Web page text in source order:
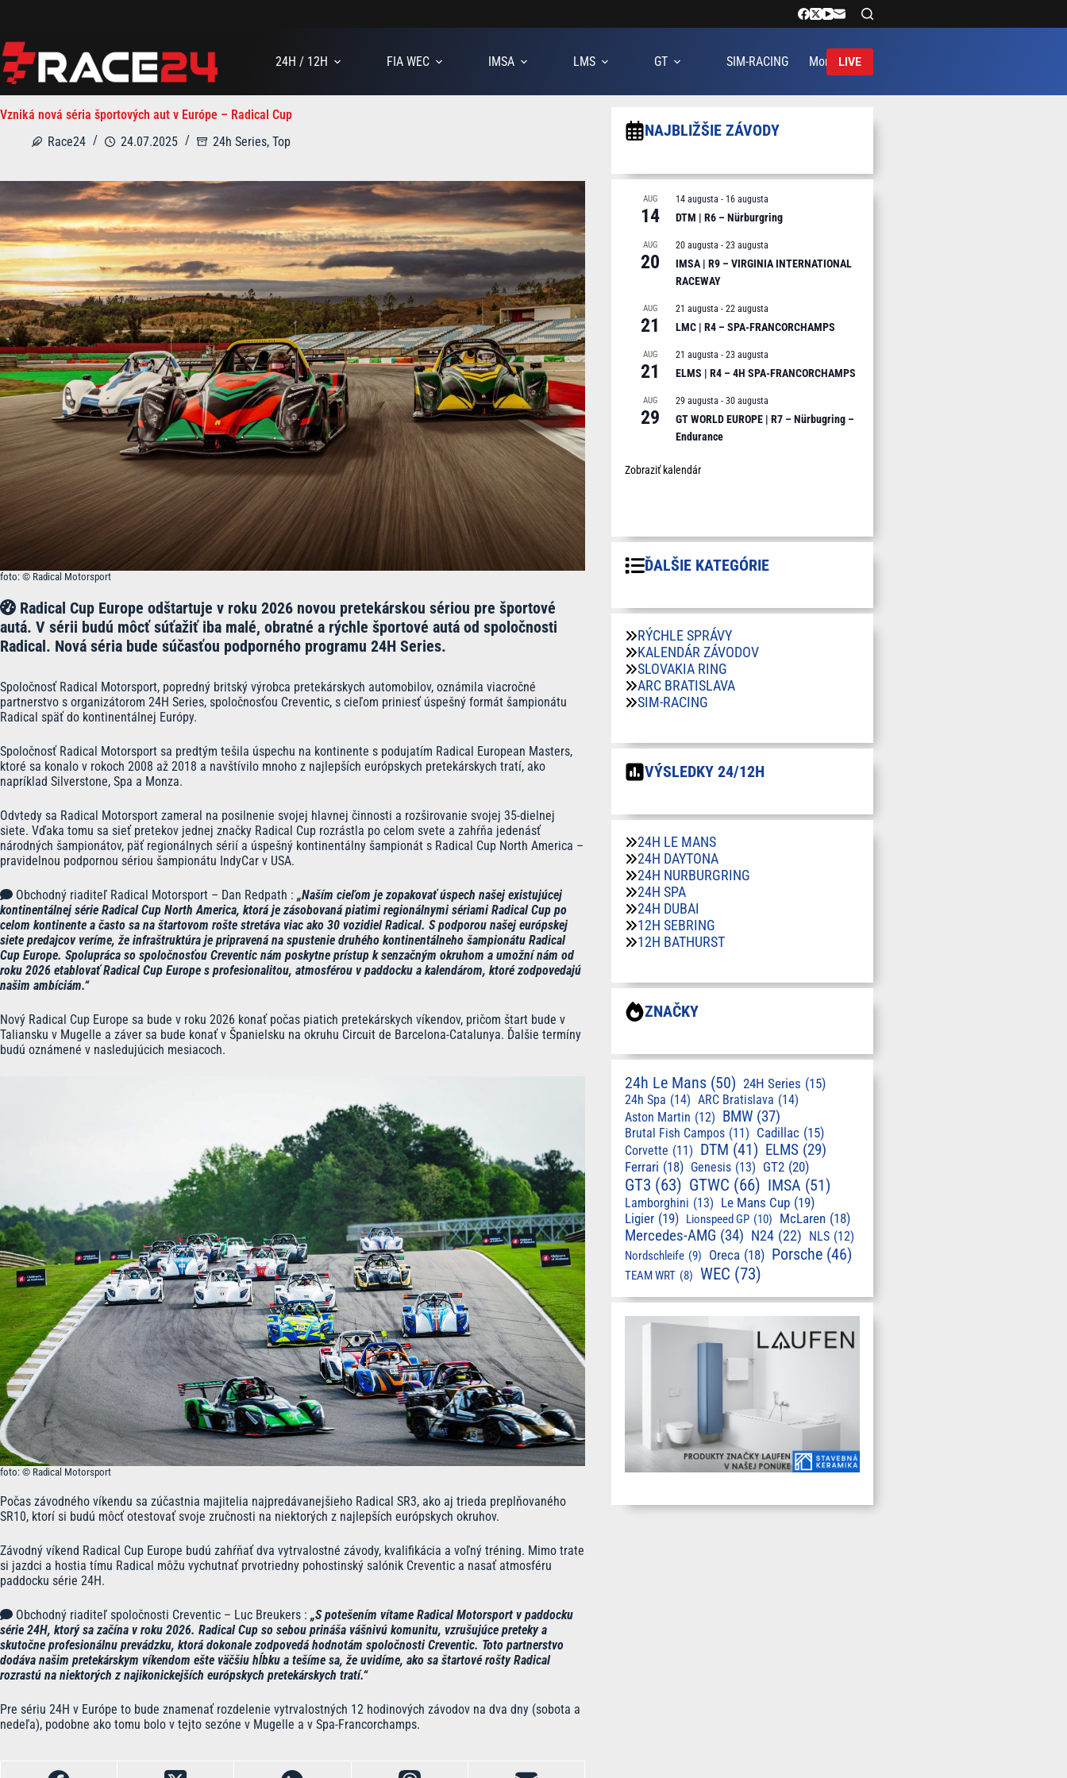
24H / 12H
FIA WEC IMSA LMS GT SIM-RACING More LIVE
Vzniká nová séria športových aut v Európe – Radical Cup
Race24
24.07.2025 24h Series, Top
foto: © Radical Motorsport
Radical Cup Europe odštartuje v roku 2026 novou pretekárskou sériou pre športové
autá. V sérii budú môcť súťažiť iba malé, obratné a rýchle športové autá od spoločnosti
Radical. Nová séria bude súčasťou podporného programu 24H Series.
Spoločnosť Radical Motorsport, popredný britský výrobca pretekárskych automobilov, oznámila viacročné
partnerstvo s organizátorom 24H Series, spoločnosťou Creventic, s cieľom priniesť úspešný formát šampionátu
Radical späť do kontinentálnej Európy.
Spoločnosť Radical Motorsport sa predtým tešila úspechu na kontinente s podujatím Radical European Masters,
ktoré sa konalo v rokoch 2008 až 2018 a navštívilo mnoho z najlepších európskych pretekárskych tratí, ako
napríklad Silverstone, Spa a Monza.
Odvtedy sa Radical Motorsport zameral na posilnenie svojej hlavnej činnosti a rozširovanie svojej 35-dielnej
siete. Vďaka tomu sa sieť pretekov jednej značky Radical Cup rozrástla po celom svete a zahŕňa jedenásť
národných šampionátov, päť regionálnych sérií a úspešný kontinentálny šampionát s Radical Cup North America –
pravidelnou podpornou sériou šampionátu IndyCar v USA.
Obchodný riaditeľ Radical Motorsport – Dan Redpath : „Naším cieľom je zopakovať úspech našej existujúcej
kontinentálnej série Radical Cup North America, ktorá je zásobovaná piatimi regionálnymi sériami Radical Cup po
celom kontinente a často sa na štartovom rošte stretáva viac ako 30 vozidiel Radical. S podporou našej európskej
siete predajcov veríme, že infraštruktúra je pripravená na spustenie druhého kontinentálneho šampionátu Radical
Cup Europe. Spolupráca so spoločnosťou Creventic nám poskytne prístup k senzačným okruhom a umožní nám od
roku 2026 etablovať Radical Cup Europe s profesionalitou, atmosférou v paddocku a kalendárom, ktoré zodpovedajú
našim ambíciám.“
Nový Radical Cup Europe sa bude v roku 2026 konať počas piatich pretekárskych víkendov, pričom štart bude v
Taliansku v Mugelle a záver sa bude konať v Španielsku na okruhu Circuit de Barcelona-Catalunya. Ďalšie termíny
budú oznámené v nasledujúcich mesiacoch.
foto: © Radical Motorsport
Počas závodného víkendu sa zúčastnia majitelia najpredávanejšieho Radical SR3, ako aj trieda preplňovaného
SR10, ktorí si budú môcť otestovať svoje zručnosti na niektorých z najlepších európskych okruhov.
Závodný víkend Radical Cup Europe budú zahŕňať dva vytrvalostné závody, kvalifikácia a voľný tréning. Mimo trate
si jazdci a hostia tímu Radical môžu vychutnať prvotriedny pohostinský salónik Creventic a nasať atmosféru
paddocku série 24H.
Obchodný riaditeľ spoločnosti Creventic – Luc Breukers : „S potešením vítame Radical Motorsport v paddocku
série 24H, ktorý sa začína v roku 2026. Radical Cup so sebou prináša vášnivú komunitu, vzrušujúce preteky a
skutočne profesionálnu prevádzku, ktorá dokonale zodpovedá hodnotám spoločnosti Creventic. Toto partnerstvo
dodáva našim pretekárskym víkendom ešte väčšiu hĺbku a tešíme sa, že uvidíme, ako sa štartové rošty Radical
rozrastú na niektorých z najikonickejších európskych pretekárskych tratí.“
Pre sériu 24H v Európe to bude znamenať rozdelenie vytrvalostných 12 hodinových závodov na dva dny (sobota a
nedeľa), podobne ako tomu bolo v tejto sezóne v Mugelle a v Spa-Francorchamps.
NAJBLIŽŠIE ZÁVODY
AUG
14
14 augusta - 16 augusta
DTM | R6 – Nürburgring
AUG
20
20 augusta - 23 augusta
IMSA | R9 – VIRGINIA INTERNATIONAL
RACEWAY
AUG
21
21 augusta - 22 augusta
LMC | R4 – SPA-FRANCORCHAMPS
AUG
21
21 augusta - 23 augusta
ELMS | R4 – 4H SPA-FRANCORCHAMPS
AUG
29
29 augusta - 30 augusta
GT WORLD EUROPE | R7 – Nürbugring –
Endurance
Zobraziť kalendár
ĎALŠIE KATEGÓRIE
RÝCHLE SPRÁVY
KALENDÁR ZÁVODOV
SLOVAKIA RING
ARC BRATISLAVA
SIM-RACING
VÝSLEDKY 24/12H
24H LE MANS
24H DAYTONA
24H NURBURGRING
24H SPA
24H DUBAI
12H SEBRING
12H BATHURST
ZNAČKY
24h Le Mans (50) 24H Series (15)
24h Spa (14) ARC Bratislava (14)
Aston Martin (12) BMW (37)
Brutal Fish Campos (11) Cadillac (15)
Corvette (11) DTM (41) ELMS (29)
Ferrari (18) Genesis (13) GT2 (20)
GT3 (63) GTWC (66) IMSA (51)
Lamborghini (13) Le Mans Cup (19)
Ligier (19) Lionspeed GP (10) McLaren (18)
Mercedes-AMG (34) N24 (22) NLS (12)
Nordschleife (9) Oreca (18) Porsche (46)
TEAM WRT (8) WEC (73)